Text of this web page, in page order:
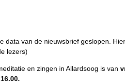
data van de nieuwsbrief geslopen.
lezers)
en zingen in Allardsoog is van